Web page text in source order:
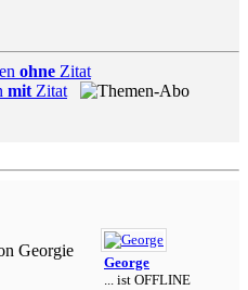
ohne Zitat
mit Zitat
George
... ist OFFLINE
Georgie